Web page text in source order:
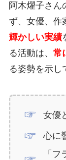
阿木燿子さん
ず、女優、作
輝かしい実績
る活動は、 常
る姿勢を示し
女優
心に
「